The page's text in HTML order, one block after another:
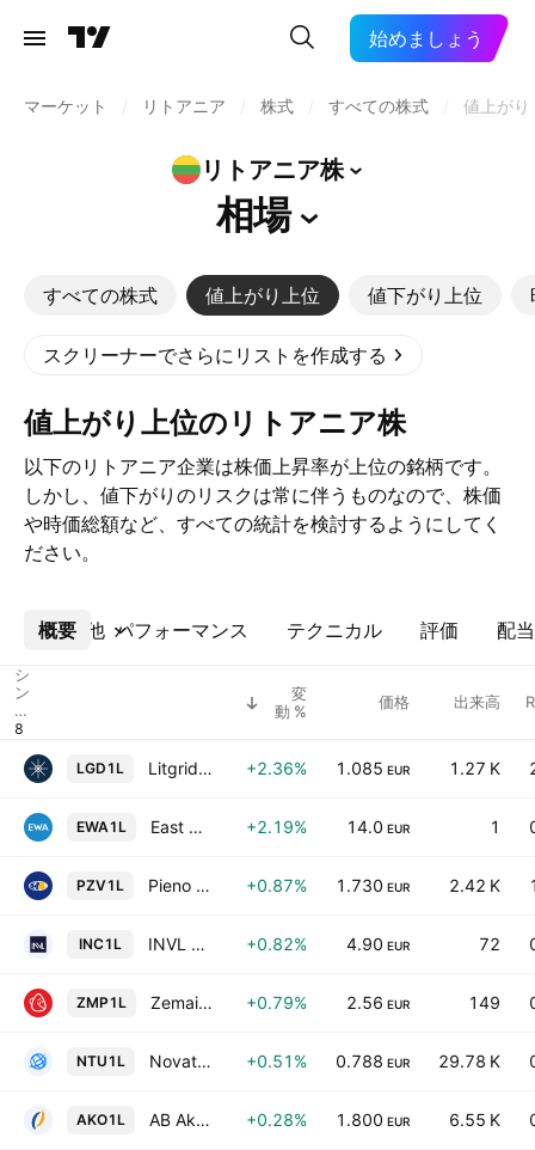
始めましょう
マーケット リトアニア 株式 すべての株式 値上がり
リトアニア株
相場
すべての株式 値上がり上位 値下がり上位
スクリーナーでさらにリストを作成する
値上がり上位のリトアニア株
以下のリトアニア企業は株価上昇率が上位の銘柄です。
しかし、値下がりのリスクは常に伴うものなので、株価
や時価総額など、すべての統計を検討するようにしてく
ださい。
概要 パフォーマンス テクニカル 評価 配当
その他
シ
ン
ボ
ル
変
動 %
価格 出来高
LGD1L Litgrid AB +2.36% 1.085 EUR 1.27 K
EWA1L East West Agro AB +2.19% 14.0 EUR 1
PZV1L Pieno Zvaigzdes AB +0.87% 1.730 EUR 2.42 K
INC1L INVL Technology +0.82% 4.90 EUR 72
ZMP1L Zemaitijos Pienas AB +0.79% 2.56 EUR 149
NTU1L Novaturas AB +0.51% 0.788 EUR 29.78 K
AKO1L AB Akola Group +0.28% 1.800 EUR 6.55 K